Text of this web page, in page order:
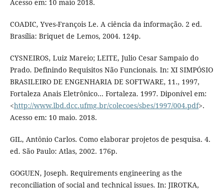
Acesso em: 10 maio 2018.
COADIC, Yves-François Le. A ciência da informação. 2 ed.
Brasília: Briquet de Lemos, 2004. 124p.
CYSNEIROS, Luiz Mareio; LEITE, Julio Cesar Sampaio do
Prado. Definindo Requisitos Não Funcionais. In: XI SIMPÓSIO
BRASILEIRO DE ENGENHARIA DE SOFTWARE, 11., 1997,
Fortaleza Anais Eletrônico... Fortaleza. 1997. Diponível em:
<http://www.lbd.dcc.ufmg.br/colecoes/sbes/1997/004.pdf>.
Acesso em: 10 maio. 2018.
GIL, Antônio Carlos. Como elaborar projetos de pesquisa. 4.
ed. São Paulo: Atlas, 2002. 176p.
GOGUEN, Joseph. Requirements engineering as the
reconciliation of social and technical issues. In: JIROTKA,